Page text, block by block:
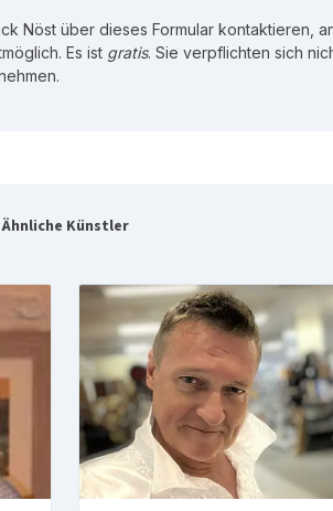
Nöst über dieses Formular kontaktieren,
Es ist gratis. Sie verpflichten sich
Ähnliche Künstler